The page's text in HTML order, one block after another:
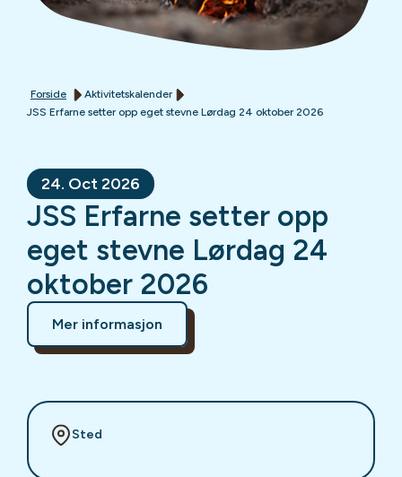
Forside
Aktivitetskalender
JSS Erfarne setter opp eget stevne Lørdag 24 oktober 2026
24. Oct 2026
JSS Erfarne setter opp
eget stevne Lørdag 24
oktober 2026
Mer informasjon
Sted